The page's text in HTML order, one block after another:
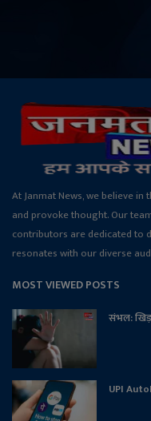
At Janmat News, we believe
and provoke thought. Our
contributors are dedicated to
resonates with our diverse
MOST VIEWED POSTS
संभल:
UPI